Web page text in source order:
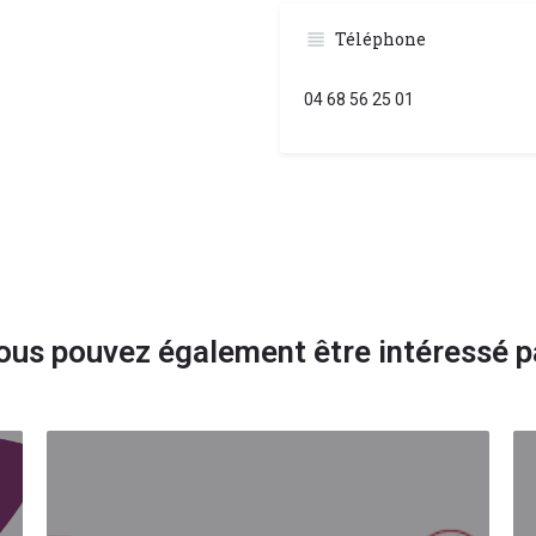
Téléphone
04 68 56 25 01
pouvez également être intéressé